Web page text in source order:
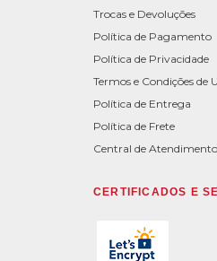
Trocas e Devoluções
Política de Pagamento
Política de Privacidade
Termos e Condições de
Política de Entrega
Política de Frete
Central de Atendimento
CERTIFICADOS E